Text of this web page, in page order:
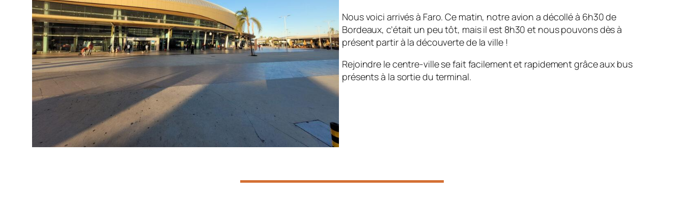
Nous voici arrivés à Faro. Ce matin, notre avion a décollé à 6h30 de
Bordeaux, c’était un peu tôt, mais il est 8h30 et nous pouvons dès à
présent partir à la découverte de la ville !
Rejoindre le centre-ville se fait facilement et rapidement grâce aux bus
présents à la sortie du terminal.